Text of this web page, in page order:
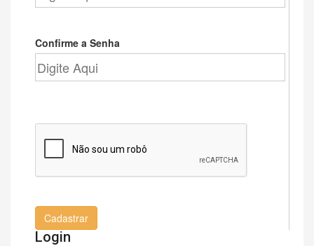
Confirme a Senha
Cadastrar
Login